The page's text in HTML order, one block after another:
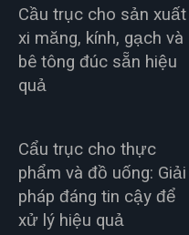
Cầu trục cho sản xuất
xi măng, kính, gạch và
bê tông đúc sẵn hiệu
quả
Cẩu trục cho thực
phẩm và đồ uống: Giải
pháp đáng tin cậy để
xử lý hiệu quả